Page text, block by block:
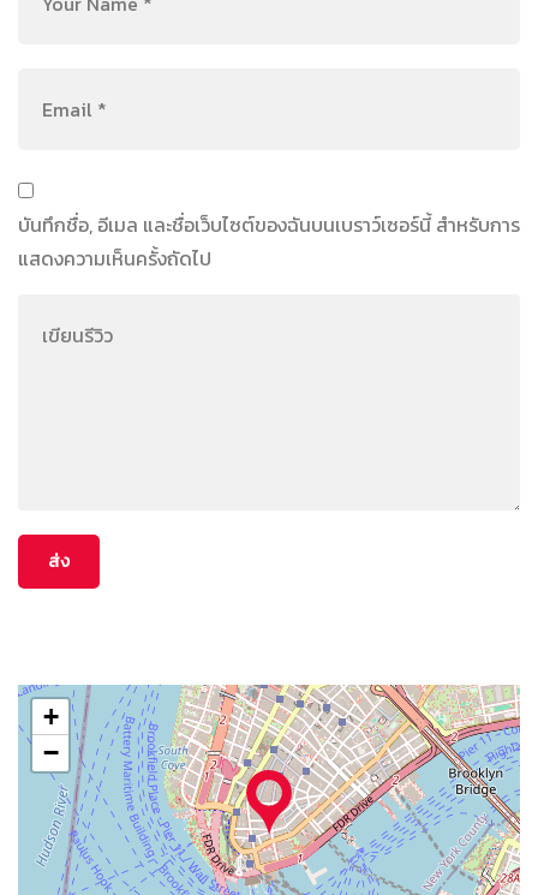
บันทึกชื่อ, อีเมล และชื่อเว็บไซต์ของฉันบนเบราว์เซอร์นี้ สำหรับการ
แสดงความเห็นครั้งถัดไป
+
−